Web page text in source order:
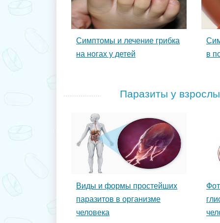
Симптомы и лечение грибка
на ногах у детей
в
Паразиты у
Виды и формы простейших
паразитов в организме
человека